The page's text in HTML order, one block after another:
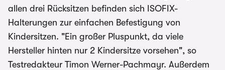
allen drei Rücksitzen befinden sich ISOFIX-
Halterungen zur einfachen Befestigung von
Kindersitzen. "Ein großer Pluspunkt, da viele
Hersteller hinten nur 2 Kindersitze vorsehen", so
Testredakteur Timon Werner-Pachmayr. Außerdem